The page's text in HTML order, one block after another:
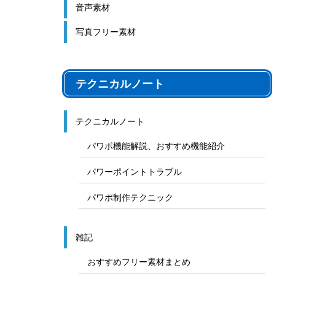
音声素材
写真フリー素材
テクニカルノート
テクニカルノート
パワポ機能解説、おすすめ機能紹介
パワーポイントトラブル
パワポ制作テクニック
雑記
おすすめフリー素材まとめ